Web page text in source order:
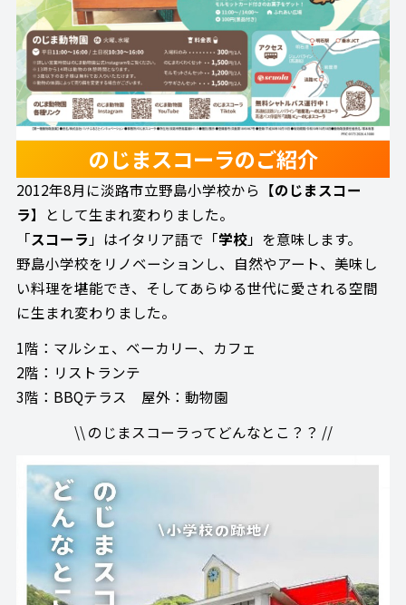
のじまスコーラのご紹介
2012年8月に淡路市立野島小学校から【のじまスコー
ラ】として生まれ変わりました。
「スコーラ 」はイタリア語で「学校」を意味します。
野島小学校をリノベーションし、自然やアート、美味し
い料理を堪能でき、そしてあらゆる世代に愛される空間
に生まれ変わりました。
1階：マルシェ、ベーカリー、カフェ
2階：リストランテ
3階：BBQテラス 屋外：動物園
\\ のじまスコーラってどんなとこ？？ //